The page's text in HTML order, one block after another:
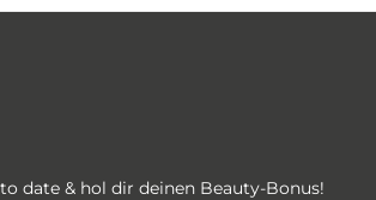
date & hol dir deinen Beauty-Bonus!